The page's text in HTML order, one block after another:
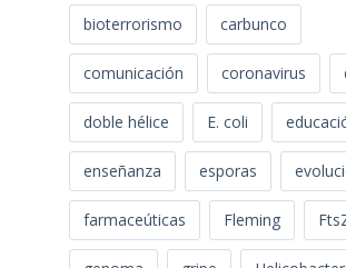
bioterrorismo carbunco
comunicación coronavirus
doble hélice E. coli
enseñanza esporas
farmaceúticas Fleming